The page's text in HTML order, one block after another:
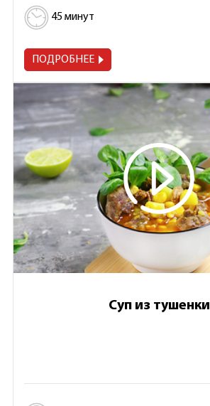
45 минут
ПОДРОБНЕЕ
Суп из тушенки